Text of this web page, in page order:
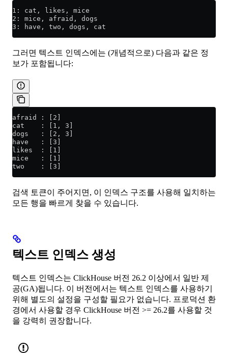
1: cat, likes, mice
2: mice, afraid, dogs
3: have, two, dogs, cat
그러면 텍스트 인덱스에는 (개념적으로) 다음과 같은 정
보가 포함됩니다:
afraid : [2]
cat    : [1, 3]
dogs   : [2, 3]
have   : [3]
likes  : [1]
mice   : [1]
two    : [3]
검색 토큰이 주어지면, 이 인덱스 구조를 사용해 일치하는
모든 행을 빠르게 찾을 수 있습니다.
텍스트 인덱스 생성
텍스트 인덱스는 ClickHouse 버전 26.2 이상에서 일반 제
공(GA)됩니다. 이 버전에서는 텍스트 인덱스를 사용하기
위해 별도의 설정을 구성할 필요가 없습니다. 프로덕션 환
경에서 사용할 경우 ClickHouse 버전 >= 26.2를 사용할 것
을 강력히 권장합니다.